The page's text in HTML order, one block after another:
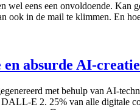
wel eens een onvoldoende. Kan
ook in de mail te klimmen. En
en absurde AI-
met behulp van AI-
E 2. 25% van alle digitale